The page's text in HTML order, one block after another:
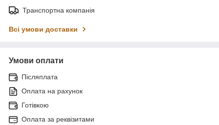
Транспортна компанія
Всі умови доставки
Умови оплати
Післяплата
Оплата на рахунок
Готівкою
Оплата за реквізитами